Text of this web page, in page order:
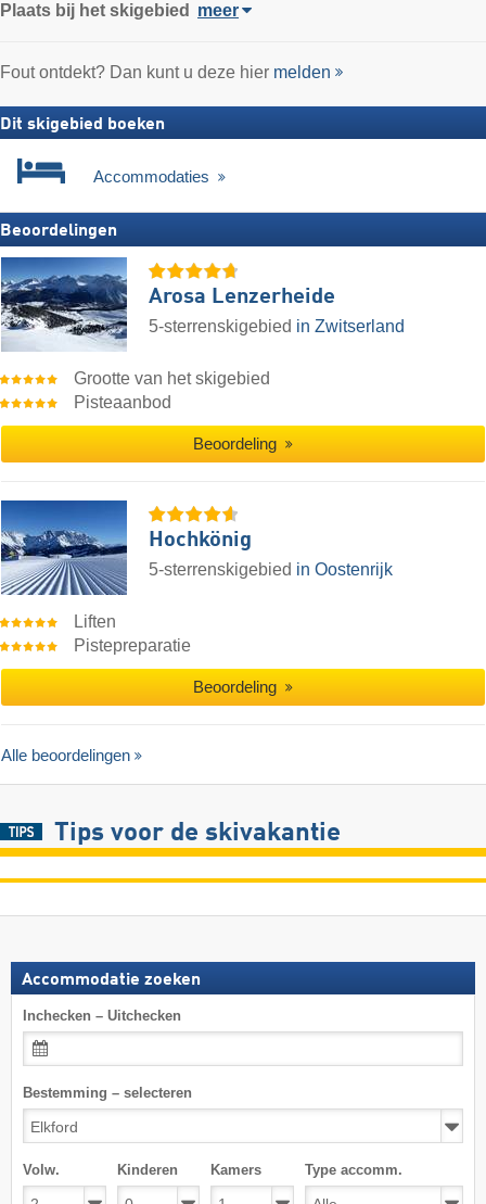
Plaats bij het skigebied meer
Fout ontdekt? Dan kunt u deze hier melden
Dit skigebied boeken
Accommodaties
Beoordelingen
Arosa Lenzerheide
5-sterrenskigebied in Zwitserland
Grootte van het skigebied
Pisteaanbod
Beoordeling
Hochkönig
5-sterrenskigebied in Oostenrijk
Liften
Pistepreparatie
Beoordeling
Alle beoordelingen
Tips voor de skivakantie
Accommodatie zoeken
Inchecken – Uitchecken
Bestemming – selecteren
Volw. Kinderen Kamers Type accomm.